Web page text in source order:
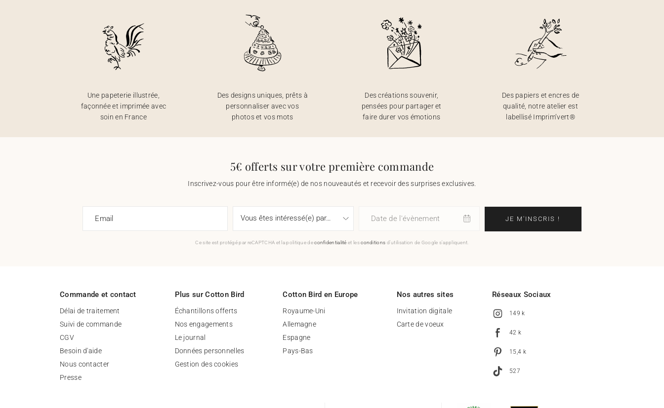
Une papeterie illustrée,
façonnée et imprimée avec
soin en France
Des designs uniques, prêts à
personnaliser avec vos
photos et vos mots
Des créations souvenir,
pensées pour partager et
faire durer vos émotions
Des papiers et encres de
qualité, notre atelier est
labellisé Imprim’vert®
5€ offerts sur votre première commande
Inscrivez-vous pour être informé(e) de nos nouveautés et recevoir des surprises exclusives.
Email Date de l'évènement JE M'INSCRIS !
Ce site est protégé par reCAPTCHA et la politique deconfidentialité et lesconditions d'utilisation de Google s'appliquent.
Commande et contact
Délai de traitement
Suivi de commande
CGV
Besoin d'aide
Nous contacter
Presse
Plus sur Cotton Bird
Échantillons offerts
Nos engagements
Le journal
Données personnelles
Gestion des cookies
Cotton Bird en Europe
Royaume-Uni
Allemagne
Espagne
Pays-Bas
Nos autres sites
Invitation digitale
Carte de voeux
Réseaux Sociaux
149 k
42 k
15,4 k
527